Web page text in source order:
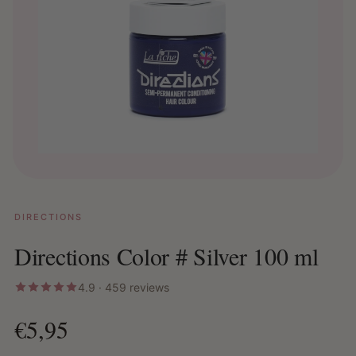
DIRECTIONS
Directions Color # Silver 100 ml
4.9 · 459 reviews
€5,95